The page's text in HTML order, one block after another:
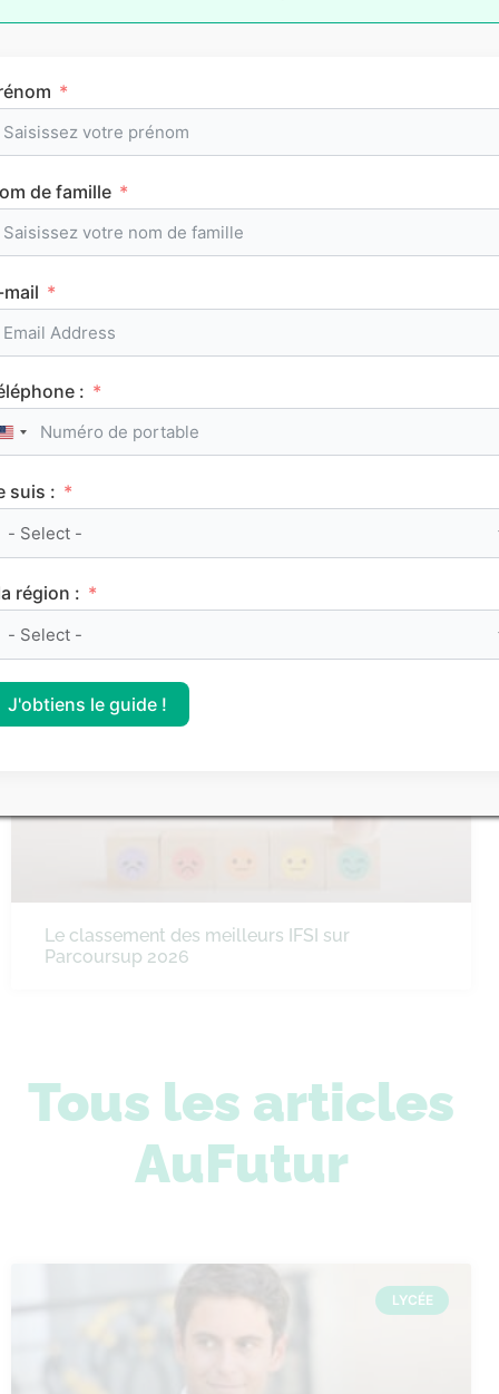
L’emploi du temps en première (cours et
horaires)
CLASSEMENTS
sur Parcoursup 2026
Le classement des meilleurs IFSI sur
Parcoursup 2026
Tous les articles
AuFutur
LYCÉE
de famille
:
United States +1
suis :
région :
J'obtiens le guide !